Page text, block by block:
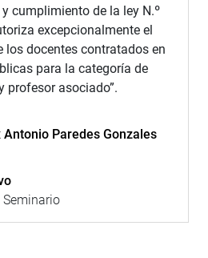
cumplimiento de la ley N.º
excepcionalmente el
los docentes contratados en
para la categoría de
profesor asociado”.
Paredes Gonzales